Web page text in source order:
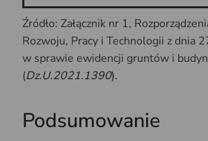
Źródło: Załącznik nr 1,
Rozwoju, Pracy i Technologii z dnia
w sprawie ewidencji gruntów i
(Dz.U.2021.1390).
Podsumowanie